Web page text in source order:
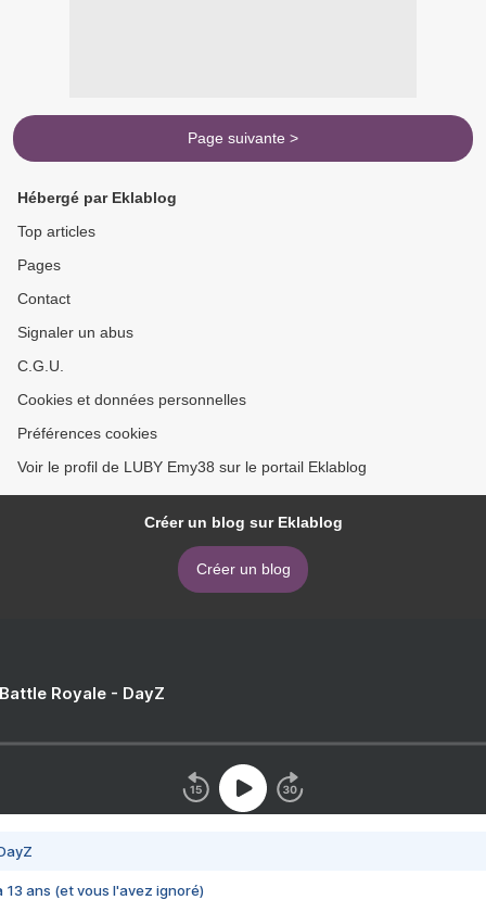
Page suivante >
Hébergé par Eklablog
Top articles
Pages
Contact
Signaler un abus
C.G.U.
Cookies et données personnelles
Préférences cookies
Voir le profil de LUBY Emy38 sur le portail Eklablog
Créer un blog sur Eklablog
Créer un blog
Royale - DayZ
13 ans (et vous l'avez ignoré)